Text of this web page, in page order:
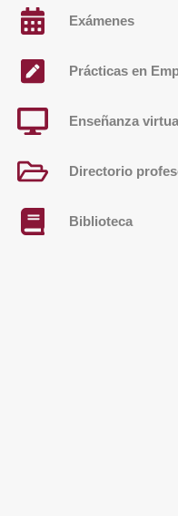
Exámenes
Prácticas en
Enseñanza
Directorio
Biblioteca